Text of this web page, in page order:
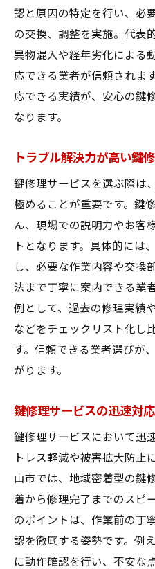
認と原因の特定を行い、必
の交換、調整を実施。代表
異物混入や経年劣化による
応できる業者が信頼されま
応できる実績が、安心の鍵
なります。
トラブル解決力が高い鍵
鍵修理サービスを選ぶ際は
極めることが重要です。鍵
ん、現場での説明力やお客
トとなります。具体的には
し、必要な作業内容や交換
法まで丁寧に案内できる業
例として、過去の修理実績
などをチェックリスト化し
す。信頼できる業者選びが
がります。
鍵修理サービスの迅速対
鍵修理サービスにおいて迅
トレス軽減や被害拡大防止
山市では、地域密着型の鍵
着から修理完了までのスピ
のポイントは、作業前の丁
認を徹底する姿勢です。例
に動作確認を行い、不安な